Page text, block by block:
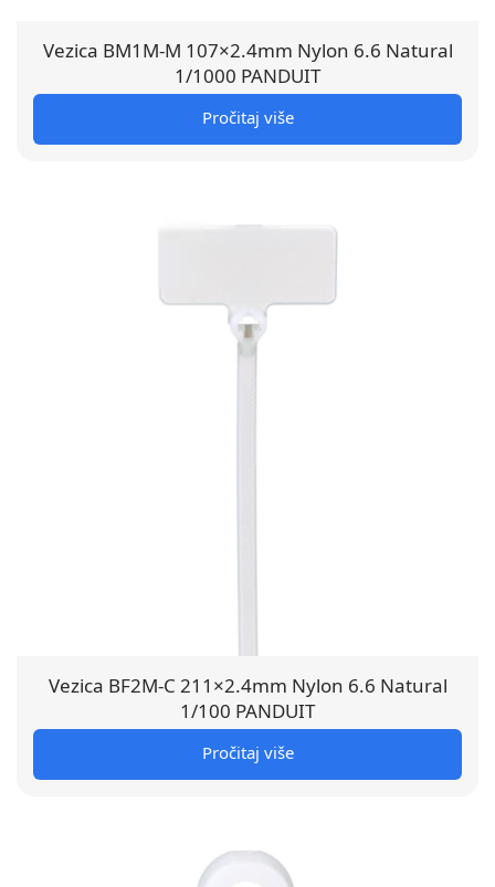
Vezica BM1M-M 107×2.4mm Nylon 6.6 Natural
1/1000 PANDUIT
Pročitaj više
Vezica BF2M-C 211×2.4mm Nylon 6.6 Natural
1/100 PANDUIT
Pročitaj više